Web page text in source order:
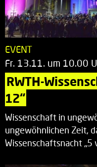
EVENT
Fr. 13.11. um 10.00
RWTH-
12“
Wissenschaft in
ungewöhnlichen Zeit,
Wissenschaftsnacht „5